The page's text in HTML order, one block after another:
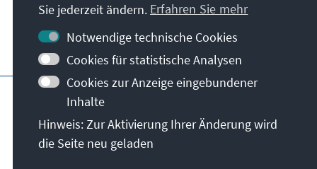
Kontakt
Besuchen Sie auch
Hauptseite der KAS Impressum
Datenschutz
Nutzungsbedingungen
Erklärung zur Barrierefreiheit
Barriere melden
Allg. Geschäftsbedingungen
Sie jederzeit ändern. Erfahren Sie mehr
Notwendige technische Cookies
Cookies für statistische Analysen
Cookies zur Anzeige eingebundener
Inhalte
Hinweis: Zur Aktivierung Ihrer Änderung wird
die Seite neu geladen